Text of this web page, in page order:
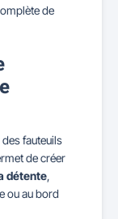
de
fauteuils
de créer
détente,
ou au bord